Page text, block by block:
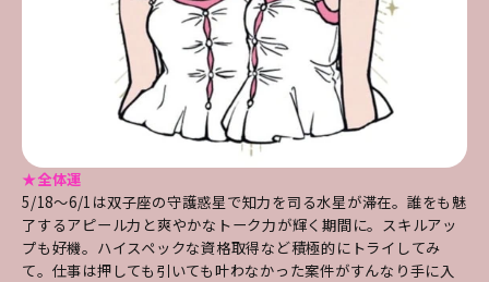
★全体運
5/18～6/1は双子座の守護惑星で知力を司る水星が滞在。誰をも魅
了するアピール力と爽やかなトーク力が輝く期間に。スキルアッ
プも好機。ハイスペックな資格取得など積極的にトライしてみ
て。仕事は押しても引いても叶わなかった案件がすんなり手に入